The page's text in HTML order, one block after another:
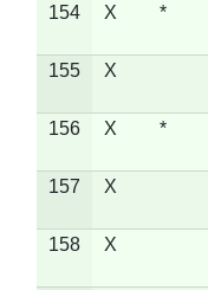
154 X *
155 X
156 X *
157 X
158 X